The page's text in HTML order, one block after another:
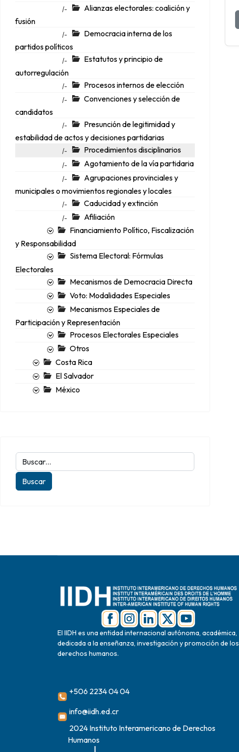
|-
Alianzas electorales: coalición y
fusión
|-
Democracia interna de los
partidos políticos
|-
Estatutos y principio de
autorregulación
|- Procesos internos de elección
|-
Convenciones y selección de
candidatos
|-
Presunción de legitimidad y
estabilidad de actos y decisiones partidarias
|- Procedimientos disciplinarios
|- Agotamiento de la vía partidaria
|-
Agrupaciones provinciales y
municipales o movimientos regionales y locales
|- Caducidad y extinción
|-
Afiliación
Financiamiento Político, Fiscalización
y Responsabilidad
Sistema Electoral: Fórmulas
Electorales
Mecanismos de Democracia Directa
Voto: Modalidades Especiales
Mecanismos Especiales de
Participación y Representación
Procesos Electorales Especiales
Otros
Costa Rica
El Salvador
México
El IIDH es una entidad internacional autónoma, académica,
dedicada a la enseñanza, investigación y promoción de los
derechos humanos.
+506 2234 04 04
info@iidh.ed.cr
2024 Instituto Interamericano de Derechos
Humanos